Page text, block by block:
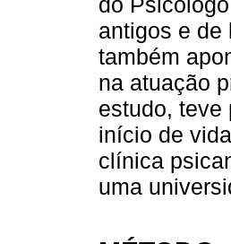
antigos e de
também
na atuação
estudo, teve
início de
clínica
uma